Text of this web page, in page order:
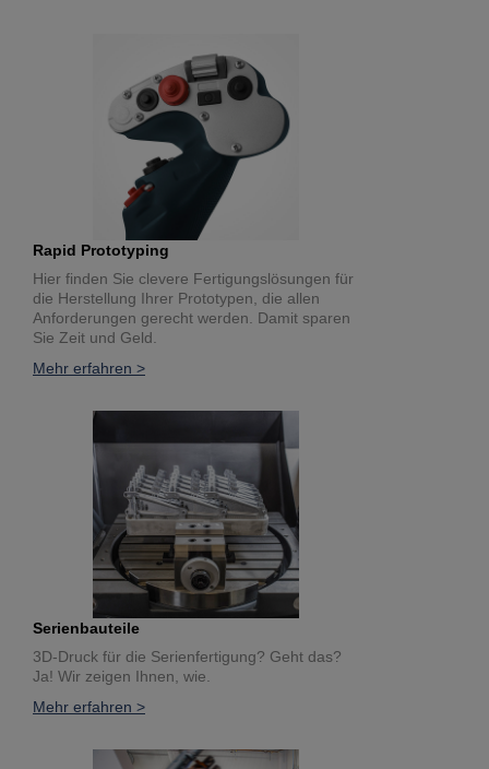
Rapid Prototyping
Hier finden Sie clevere Fertigungslösungen für
die Herstellung Ihrer Prototypen, die allen
Anforderungen gerecht werden. Damit sparen
Sie Zeit und Geld.
Mehr erfahren >
Serienbauteile
3D-Druck für die Serienfertigung? Geht das?
Ja! Wir zeigen Ihnen, wie.
Mehr erfahren >